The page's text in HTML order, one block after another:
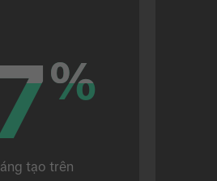
%
%
tạo trên